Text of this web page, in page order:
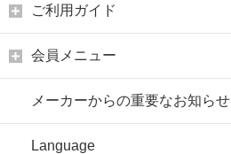
ご利用ガイド
会員メニュー
メーカーからの重要なお知らせ
Language